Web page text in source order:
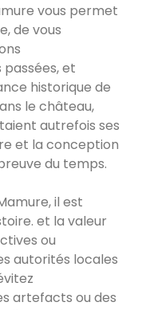
vous permet
de vous
et
historique de
le château,
autrefois ses
et la conception
du temps.
il est
et la valeur
ou
autorités locales
artefacts ou des